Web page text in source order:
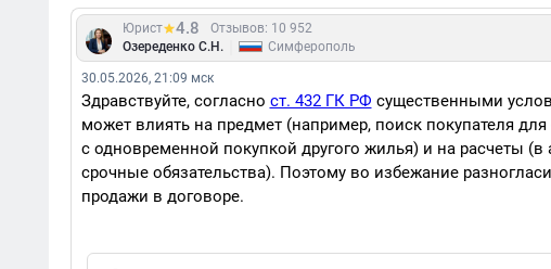
Юрист 4.8
Отзывов: 10 952
Озереденко С.Н.
Симферополь
30.05.2026, 21:09 мск
Здравствуйте, согласно ст. 432 ГК РФ существенными
может влиять на предмет (например, поиск покупателя
с одновременной покупкой другого жилья) и на расчеты (в
срочные обязательства). Поэтому во избежание
продажи в договоре.